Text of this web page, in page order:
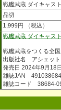
戦艦武蔵 ダイキャス
品切
1,999円 （税込）
戦艦武蔵 ダイキャス
戦艦武蔵をつくる全
出版社名 アシェット
発売日 2024年9月18日
雑誌JAN
雑誌コード 38684-